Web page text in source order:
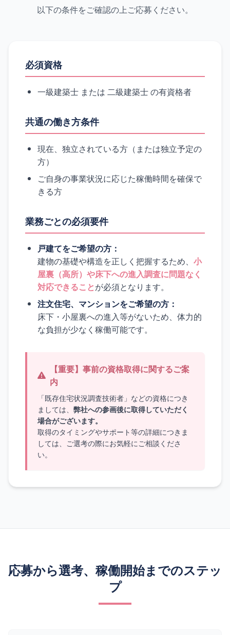
以下の条件をご確認の上ご応募ください。
必須資格
一級建築士 または 二級建築士 の有資格者
共通の働き方条件
現在、独立されている方（または独立予定の
方）
ご自身の事業状況に応じた稼働時間を確保で
きる方
業務ごとの必須要件
戸建てをご希望の方：
建物の基礎や構造を正しく把握するため、 小
屋裏（高所）や床下への進入調査に問題なく
対応できることが必須となります。
注文住宅、マンションをご希望の方：
床下・小屋裏への進入等がないため、体力的
な負担が少なく稼働可能です。
【重要】事前の資格取得に関するご案
内
「既存住宅状況調査技術者」などの資格につき
ましては、 弊社への参画後に取得していただく
場合がございます。
取得のタイミングやサポート等の詳細につきま
しては、ご選考の際にお気軽にご相談くださ
い。
応募から選考、稼働開始までのステッ
プ